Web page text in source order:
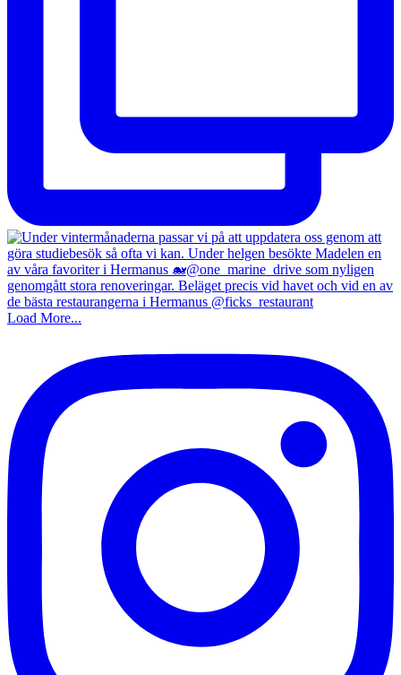
Load More...